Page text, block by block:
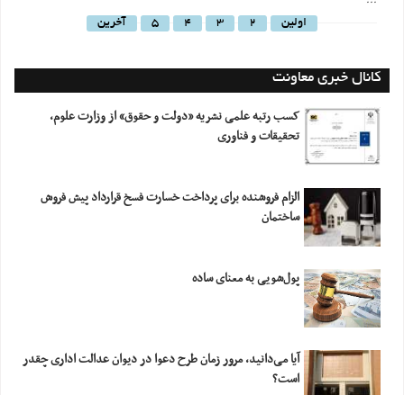
اولین 5 4 3 2 آخرین
کانال خبری معاونت
کسب رتبه علمی نشریه «دولت و حقوق» از وزارت علوم،
تحقیقات و فناوری
الزام فروشنده برای پرداخت خسارت فسخ قرارداد پیش فروش
ساختمان
پول‌شویی به معنای ساده
آیا می‌دانید، مرور زمان طرح دعوا در دیوان عدالت اداری چقدر
است؟